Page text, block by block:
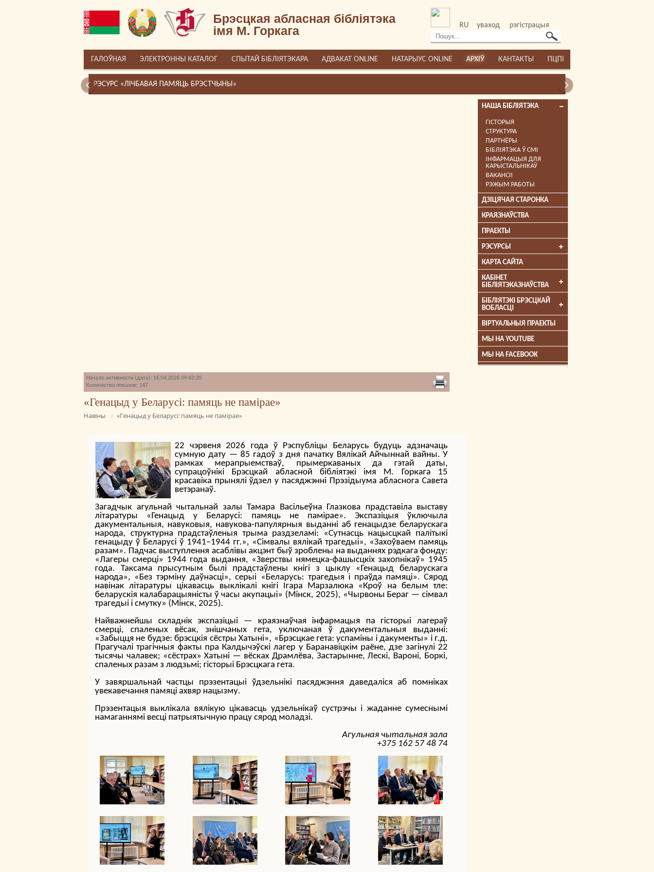
Брэсцкая абласная бібліятэка
імя М. Горкага
RU уваход рэгістрацыя
ГАЛОЎНАЯ ЭЛЕКТРОННЫ КАТАЛОГ СПЫТАЙ БІБЛІЯТЭКАРА АДВАКАТ ONLINE НАТАРЫУС ONLINE АРХІЎ КАНТАКТЫ ПЦПІ
РЭСУРС «ЛІЧБАВАЯ ПАМЯЦЬ БРЭСТЧЫНЫ»
НАША БІБЛІЯТЭКА
ГІСТОРЫЯ
СТРУКТУРА
ПАРТНЁРЫ
БІБЛІЯТЭКА Ў СМІ
ІНФАРМАЦЫЯ ДЛЯ
КАРЫСТАЛЬНІКАЎ
ВАКАНСІІ
РЭЖЫМ РАБОТЫ
ДЗІЦЯЧАЯ СТАРОНКА
КРАЯЗНАЎСТВА
ПРАЕКТЫ
РЭСУРСЫ
КАРТА САЙТА
КАБІНЕТ
БІБЛІЯТЭКАЗНАЎСТВА
БІБЛІЯТЭКІ БРЭСЦКАЙ
ВОБЛАСЦІ
ВІРТУАЛЬНЫЯ ПРАЕКТЫ
МЫ НА YOUTUBE
МЫ НА FACEBOOK
Начало активности (дата): 16.04.2026 09:42:20
Количество показов: 147
«Генацыд у Беларусі: памяць не памірае»
Навіны «Генацыд у Беларусі: памяць не памірае»
22 чэрвеня 2026 года ў Рэспубліцы Беларусь будуць адзначаць
сумную дату — 85 гадоў з дня пачатку Вялікай Айчыннай вайны. У
рамках мерапрыемстваў, прымеркаваных да гэтай даты,
супрацоўнікі Брэсцкай абласной бібліятэкі імя М. Горкага 15
красавіка прынялі ўдзел у пасяджэнні Прэзідыума абласнога Савета
ветэранаў.
Загадчык агульнай чытальнай залы Тамара Васільеўна Глазкова прадставіла выставу
літаратуры «Генацыд у Беларусі: памяць не памірае». Экспазіцыя ўключыла
дакументальныя, навуковыя, навукова-папулярныя выданні аб генацыдзе беларускага
народа, структурна прадстаўленыя трыма раздзеламі: «Сутнасць нацысцкай палітыкі
генацыду ў Беларусі ў 1941–1944 гг.», «Сімвалы вялікай трагедыі», «Захоўваем памяць
разам». Падчас выступлення асаблівы акцэнт быў зроблены на выданнях рэдкага фонду:
«Лагеры смерці» 1944 года выдання, «Зверствы нямецка-фашысцкіх захопнікаў» 1945
года. Таксама прысутным былі прадстаўлены кнігі з цыклу «Генацыд беларускага
народа», «Без тэрміну даўнасці», серыі «Беларусь: трагедыя і праўда памяці». Сярод
навінак літаратуры цікавасць выклікалі кнігі Ігара Марзалюка «Кроў на белым тле:
беларускія калабарацыяністы ў часы акупацыі» (Мінск, 2025), «Чырвоны Бераг — сімвал
трагедыі і смутку» (Мінск, 2025).
Найважнейшы складнік экспазіцыі — краязнаўчая інфармацыя па гісторыі лагераў
смерці, спаленых вёсак, знішчаных гета, уключаная ў дакументальныя выданні:
«Забыцця не будзе: брэсцкія сёстры Хатыні», «Брэсцкае гета: успаміны і дакументы» і г.д.
Прагучалі трагічныя факты пра Калдычэўскі лагер у Баранавіцкім раёне, дзе загінулі 22
тысячы чалавек; «сёстрах» Хатыні — вёсках Драмлёва, Застарынне, Лескі, Вароні, Боркі,
спаленых разам з людзьмі; гісторыі Брэсцкага гета.
У завяршальнай частцы прэзентацыі ўдзельнікі пасяджэння даведаліся аб помніках
увекавечання памяці ахвяр нацызму.
Прэзентацыя выклікала вялікую цікавасць удзельнікаў сустрэчы і жаданне сумеснымі
намаганнямі весці патрыятычную працу сярод моладзі.
Агульная чытальная зала
+375 162 57 48 74